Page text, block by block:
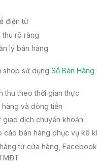
điện tử
thu rõ ràng
lý bán hàng
shop sử dụng Sổ Bán Hàng
thu theo thời gian thực
và dòng tiền
giao dịch chuyển khoản
cáo bán hàng phục vụ kê
từ cửa hàng,